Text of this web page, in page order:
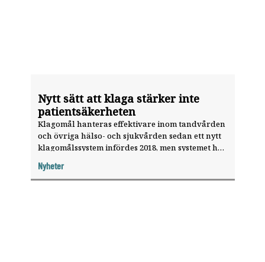
Nytt sätt att klaga stärker inte
patientsäkerheten
Klagomål hanteras effektivare inom tandvården
och övriga hälso- och sjukvården sedan ett nytt
klagomålssystem infördes 2018, men systemet har
Statskontoret, som har utvärderat reformen.
Nyheter